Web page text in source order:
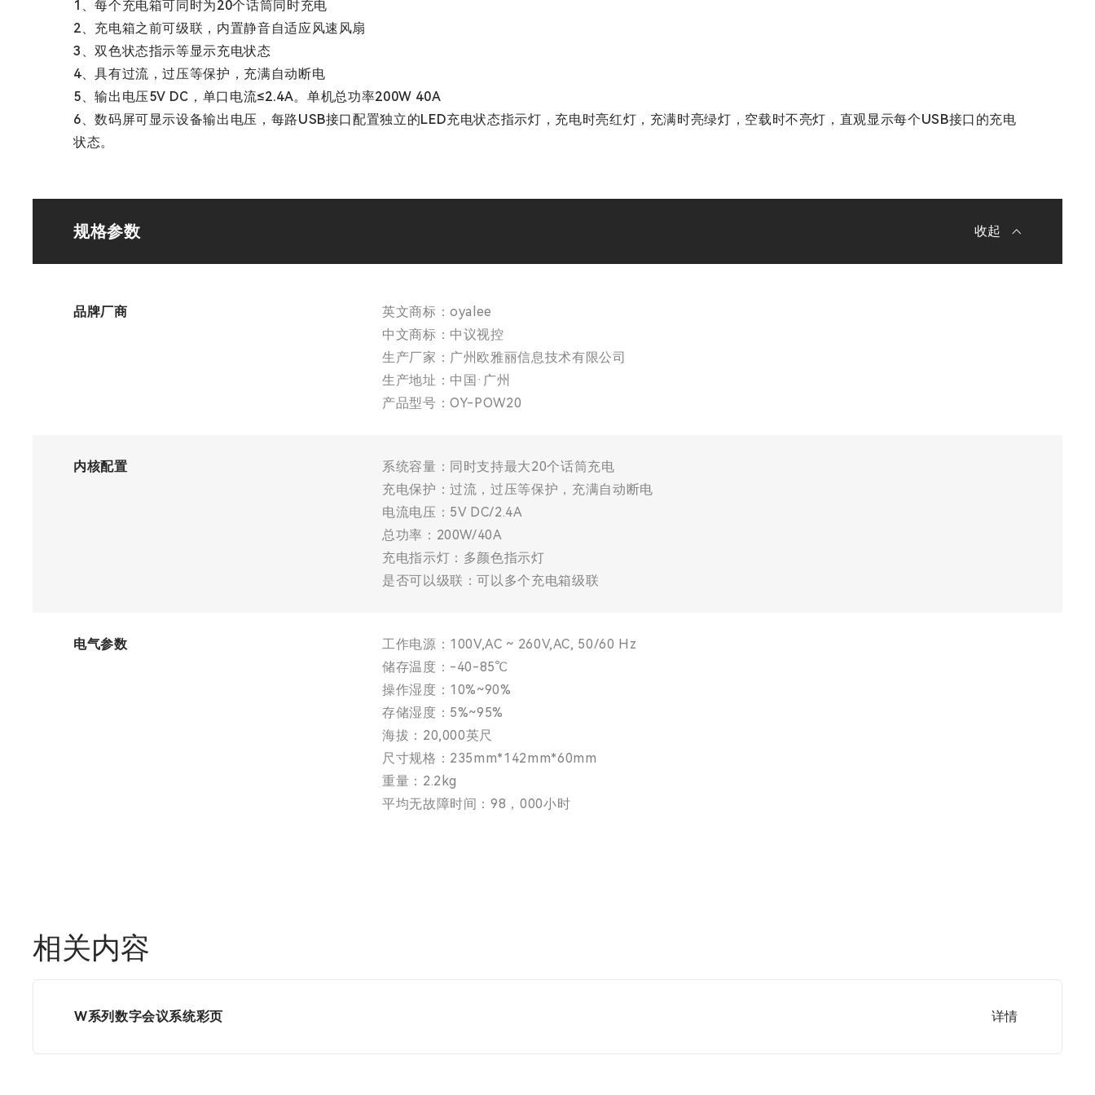
1、每个充电箱可同时为20个话筒同时充电
2、充电箱之前可级联，内置静音自适应风速风扇
3、双色状态指示等显示充电状态
4、具有过流，过压等保护，充满自动断电
5、输出电压5V DC，单口电流≤2.4A。单机总功率200W 40A
6、数码屏可显示设备输出电压，每路USB接口配置独立的LED充电状态指示灯，充电时亮红灯，充满时亮绿灯，空载时不亮灯，直观显示每个USB接口的充电
状态。
规格参数
品牌厂商
英文商标：oyalee
中文商标：中议视控
生产厂家：广州欧雅丽信息技术有限公司
生产地址：中国·广州
产品型号：OY-POW20
内核配置
系统容量：同时支持最大20个话筒充电
充电保护：过流，过压等保护，充满自动断电
电流电压：5V DC/2.4A
总功率：200W/40A
充电指示灯：多颜色指示灯
是否可以级联：可以多个充电箱级联
电气参数
工作电源：100V,AC ~ 260V,AC, 50/60 Hz
储存温度：-40-85℃
操作湿度：10%~90%
存储湿度：5%~95%
海拔：20,000英尺
尺寸规格：235mm*142mm*60mm
重量：2.2kg
平均无故障时间：98，000小时
相关内容
W系列数字会议系统彩页